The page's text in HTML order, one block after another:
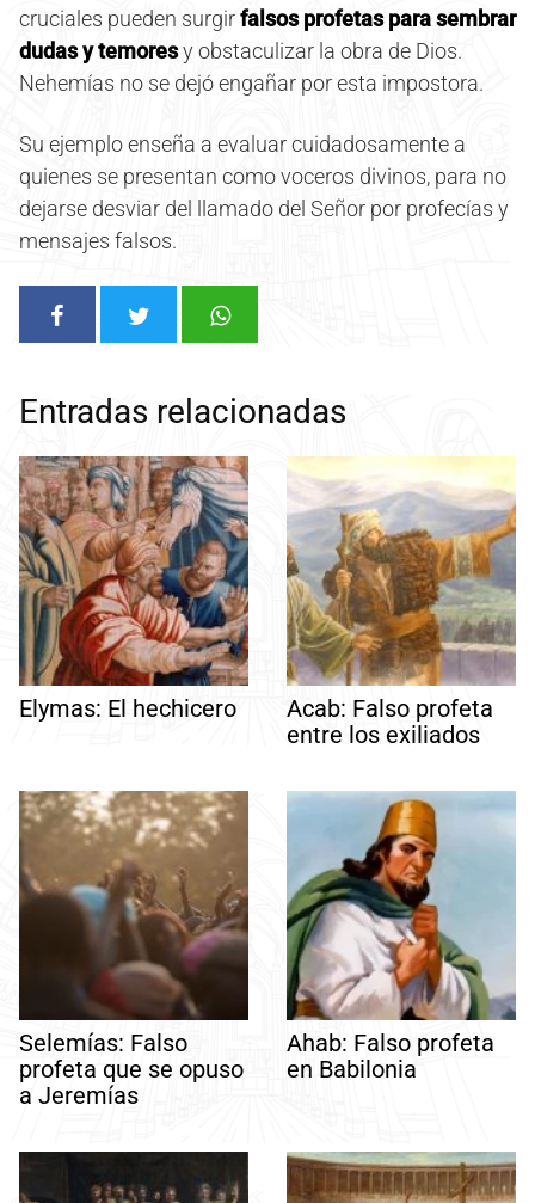
cruciales pueden surgirfalsos profetas para sembrar
dudas y temoresy obstaculizar la obra de Dios.
Nehemías no se dejó engañar por esta impostora.
Su ejemplo enseña a evaluar cuidadosamente a
quienes se presentan como voceros divinos, para no
dejarse desviar del llamado del Señor por profecías y
mensajes falsos.
Entradas relacionadas
Elymas: El hechicero
Acab: Falso profeta
entre los exiliados
Selemías: Falso
profeta que se opuso
a Jeremías
Ahab: Falso profeta
en Babilonia